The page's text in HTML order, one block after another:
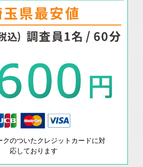
クのついたクレジットカードに対
応しております